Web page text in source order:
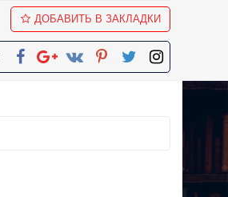
ДОБАВИТЬ В ЗАКЛАДКИ